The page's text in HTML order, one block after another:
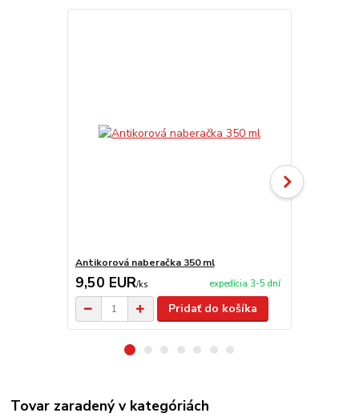
Antikorová naberačka 350 ml
9,50 EUR/ks expedícia 3-5 dní
Pridať do košíka
Tovar zaradený v kategóriách